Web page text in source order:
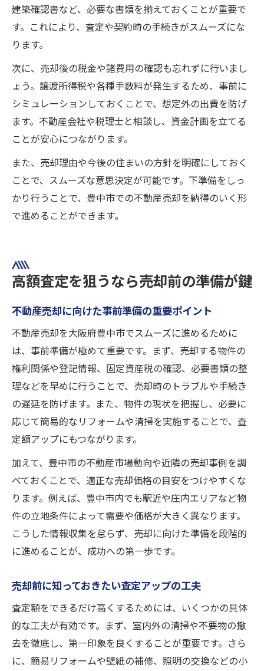
建築確認書など、必要な書類を揃えておくことが重要で
す。これにより、査定や契約時の手続きがスムーズにな
ります。
次に、売却後の税金や諸費用の確認も忘れずに行いまし
ょう。譲渡所得税や各種手数料が発生するため、事前に
シミュレーションしておくことで、想定外の出費を防げ
ます。不動産会社や税理士と相談し、資金計画を立てる
ことが安心につながります。
また、売却理由や今後の住まいの方針を明確にしておく
ことで、スムーズな意思決定が可能です。下準備をしっ
かり行うことで、豊中市での不動産売却を納得のいく形
で進めることができます。
高額査定を狙うなら売却前の準備が鍵
不動産売却に向けた事前準備の重要ポイント
不動産売却を大阪府豊中市でスムーズに進めるために
は、事前準備が極めて重要です。まず、売却する物件の
権利関係や登記情報、固定資産税の確認、必要書類の整
理などを早めに行うことで、売却時のトラブルや手続き
の遅延を防げます。また、物件の現状を把握し、必要に
応じて簡易的なリフォームや清掃を実施することで、査
定額アップにもつながります。
加えて、豊中市の不動産市場動向や近隣の売却事例を調
べておくことで、適正な売却価格の目安をつけやすくな
ります。例えば、豊中市内でも駅近や庄内エリアなど物
件の立地条件によって需要や価格が大きく異なります。
こうした情報収集を怠らず、売却に向けた準備を段階的
に進めることが、成功への第一歩です。
売却前に知っておきたい査定アップの工夫
査定額をできるだけ高くするためには、いくつかの具体
的な工夫が有効です。まず、室内外の清掃や不要物の撤
去を徹底し、第一印象を良くすることが重要です。さら
に、簡易リフォームや壁紙の補修、照明の交換などの小